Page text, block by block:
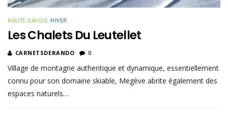
HAUTE-SAVOIE HIVER
Les Chalets Du Leutellet
CARNETSDERANDO 0
Village de montagne authentique et dynamique, essentiellement
connu pour son domaine skiable, Megève abrite également des
espaces naturels…